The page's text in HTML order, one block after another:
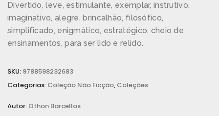
Divertido, leve, estimulante, exemplar, instrutivo,
imaginativo, alegre, brincalhão, filosófico,
simplificado, enigmático, estratégico, cheio de
ensinamentos, para ser lido e relido.
SKU: 9788598232683
Categorias: Coleção Não Ficção, Coleções
Autor: Othon Barcellos